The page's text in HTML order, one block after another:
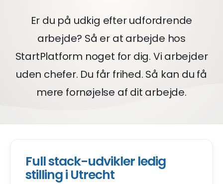
Er du på udkig efter udfordrende
arbejde? Så er at arbejde hos
StartPlatform noget for dig. Vi arbejder
uden chefer. Du får frihed. Så kan du få
mere fornøjelse af dit arbejde.
Full stack-udvikler ledig
stilling i Utrecht